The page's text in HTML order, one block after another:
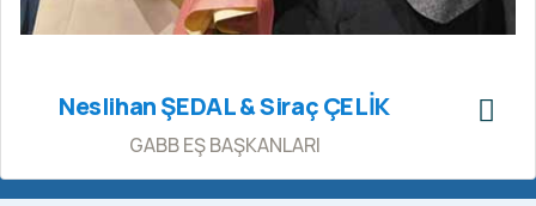
Neslihan ŞEDAL & Siraç ÇELİK
GABB EŞ BAŞKANLARI